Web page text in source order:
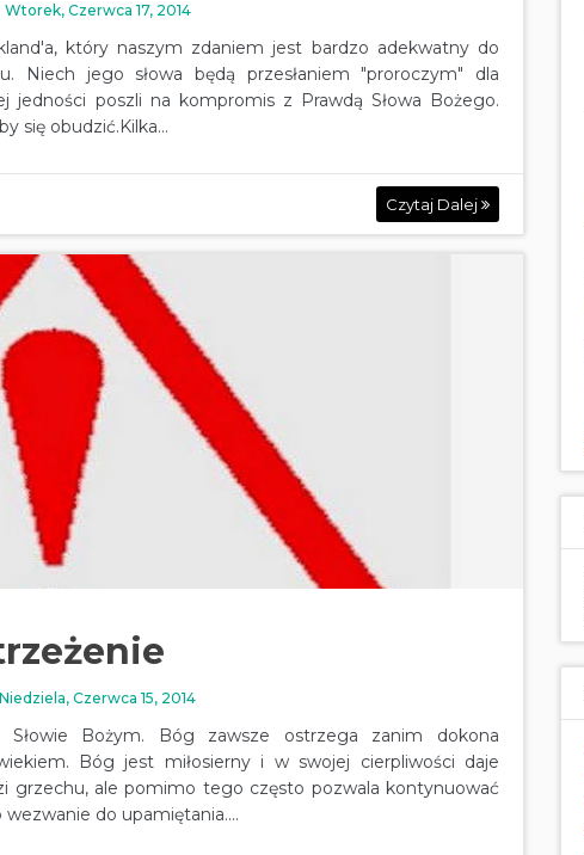
Wtorek, Czerwca 17, 2014
który naszym zdaniem jest bardzo adekwatny do
Niech jego słowa będą przesłaniem "proroczym" dla
poszli na kompromis z Prawdą Słowa Bożego.
się obudzić.Kilka...
Czytaj Dalej
Niedziela, Czerwca 15, 2014
Bożym. Bóg zawsze ostrzega zanim dokona
Bóg jest miłosierny i w swojej cierpliwości daje
grzechu, ale pomimo tego często pozwala kontynuować
do upamiętania....